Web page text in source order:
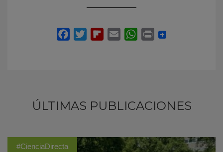
ÚLTIMAS PUBLICACIONES
#CienciaDirecta